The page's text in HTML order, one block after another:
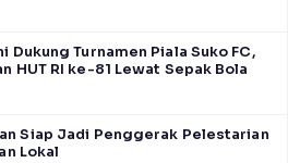
Dukung Turnamen Piala Suko FC,
HUT RI ke-81 Lewat Sepak Bola
Siap Jadi Penggerak Pelestarian
Lokal